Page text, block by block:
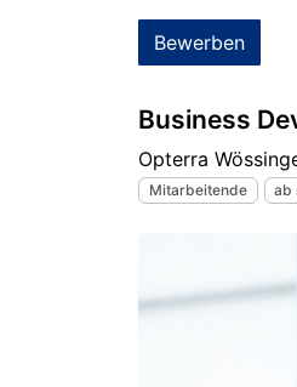
Bewerben
Business
Opterra
Mitarbeitende ab